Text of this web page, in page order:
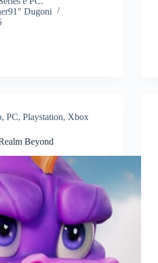
Dugoni
, PC, Playstation, Xbox
Beyond